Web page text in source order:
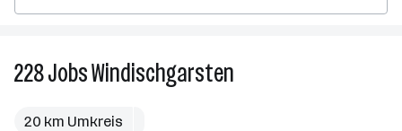
228JobsWindischgarsten
20 km Umkreis